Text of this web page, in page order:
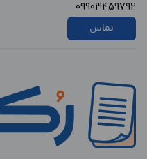
09903459792
تماس